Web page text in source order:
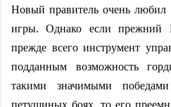
Новый правитель очень любил
игры. Однако если прежний
прежде всего инструмент
подданным возможность
такими значимыми
петушиных боях, то его